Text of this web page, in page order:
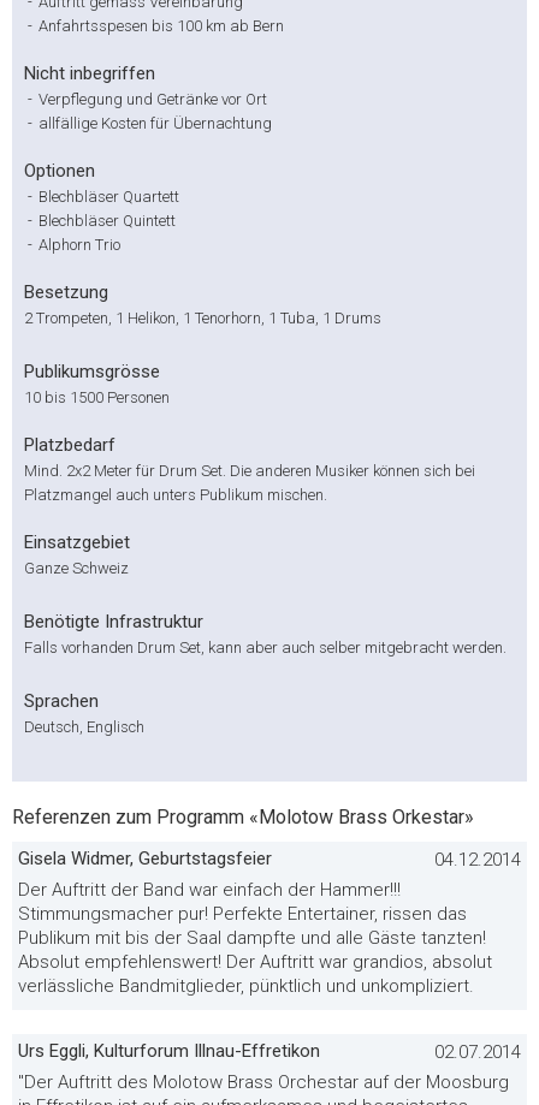
- Anfahrtsspesen bis 100 km ab Bern
Nicht inbegriffen
- Verpflegung und Getränke vor Ort
- allfällige Kosten für Übernachtung
Optionen
- Blechbläser Quartett
- Blechbläser Quintett
- Alphorn Trio
Besetzung
2 Trompeten, 1 Helikon, 1 Tenorhorn, 1 Tuba, 1 Drums
Publikumsgrösse
10 bis 1500 Personen
Platzbedarf
Mind. 2x2 Meter für Drum Set. Die anderen Musiker können sich bei
Platzmangel auch unters Publikum mischen.
Einsatzgebiet
Ganze Schweiz
Benötigte Infrastruktur
Falls vorhanden Drum Set, kann aber auch selber mitgebracht werden.
Sprachen
Deutsch, Englisch
Referenzen zum Programm «Molotow Brass Orkestar»
Gisela Widmer, Geburtstagsfeier
04.12.2014
Der Auftritt der Band war einfach der Hammer!!!
Stimmungsmacher pur! Perfekte Entertainer, rissen das
Publikum mit bis der Saal dampfte und alle Gäste tanzten!
Absolut empfehlenswert! Der Auftritt war grandios, absolut
verlässliche Bandmitglieder, pünktlich und unkompliziert.
Urs Eggli, Kulturforum Illnau-Effretikon
02.07.2014
"Der Auftritt des Molotow Brass Orchestar auf der Moosburg